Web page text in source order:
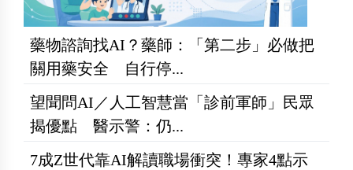
藥物諮詢找AI？藥師：「第二步」必做把
關用藥安全 自行停...
望聞問AI／人工智慧當「診前軍師」民眾
揭優點 醫示警：仍...
7成Z世代靠AI解讀職場衝突！專家4點示